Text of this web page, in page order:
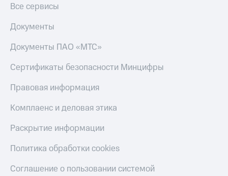
Все сервисы
Документы
Документы ПАО «МТС»
Сертификаты безопасности Минцифры
Правовая информация
Комплаенс и деловая этика
Раскрытие информации
Политика обработки cookies
Соглашение о пользовании системой